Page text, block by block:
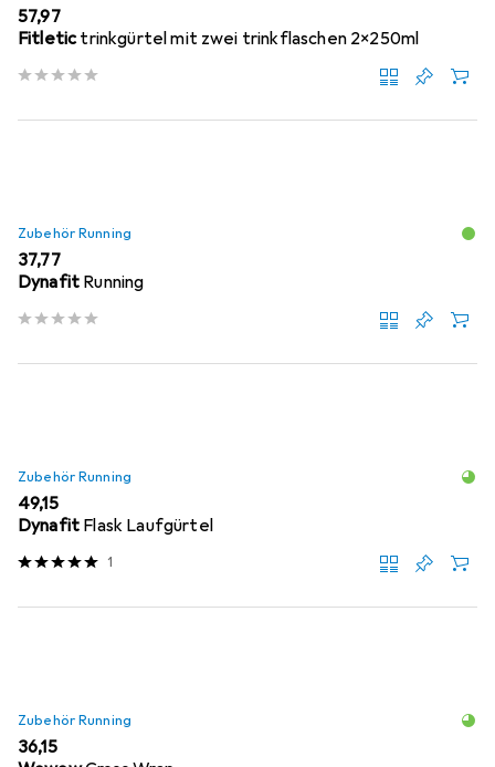
EUR
57,97
Fitletictrinkgürtel mit zwei trinkflaschen 2x250ml
Zubehör Running
EUR
37,77
Dynafit Running
Zubehör Running
EUR
49,15
Dynafit Flask Laufgürtel
1
Zubehör Running
EUR
36,15